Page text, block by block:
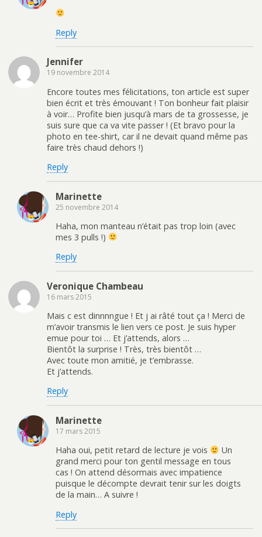
Reply
Jennifer
19 novembre 2014
Encore toutes mes félicitations, ton article est super
bien écrit et très émouvant ! Ton bonheur fait plaisir
à voir… Profite bien jusqu’à mars de ta grossesse, je
suis sure que ca va vite passer ! (Et bravo pour la
photo en tee-shirt, car il ne devait quand même pas
faire très chaud dehors !)
Reply
Marinette
25 novembre 2014
Haha, mon manteau n’était pas trop loin (avec
mes 3 pulls !)
Reply
Veronique Chambeau
16 mars 2015
Mais c est dinnnngue ! Et j ai râté tout ça ! Merci de
m’avoir transmis le lien vers ce post. Je suis hyper
emue pour toi … Et j’attends, alors …
Bientôt la surprise ! Très, très bientôt …
Avec toute mon amitié, je t’embrasse.
Et j’attends.
Reply
Marinette
17 mars 2015
Haha oui, petit retard de lecture je vois
Un
grand merci pour ton gentil message en tous
cas ! On attend désormais avec impatience
puisque le décompte devrait tenir sur les doigts
de la main… A suivre !
Reply